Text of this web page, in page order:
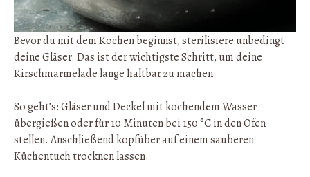
Bevor du mit dem Kochen beginnst, sterilisiere unbedingt
deine Gläser. Das ist der wichtigste Schritt, um deine
Kirschmarmelade lange haltbar zu machen.
So geht’s: Gläser und Deckel mit kochendem Wasser
übergießen oder für 10 Minuten bei 150 °C in den Ofen
stellen. Anschließend kopfüber auf einem sauberen
Küchentuch trocknen lassen.